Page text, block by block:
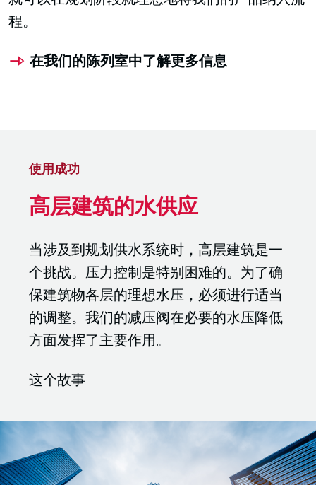
程。
在我们的陈列室中了解更多信息
使用成功
高层建筑的水供应
当涉及到规划供水系统时，高层建筑是一
个挑战。压力控制是特别困难的。为了确
保建筑物各层的理想水压，必须进行适当
的调整。我们的减压阀在必要的水压降低
方面发挥了主要作用。
这个故事